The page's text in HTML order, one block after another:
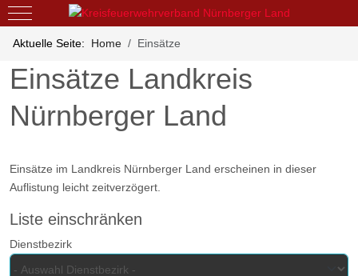
Mobile Menu Toggle
Aktuelle Seite: Home Einsätze
Einsätze Landkreis
Nürnberger Land
Einsätze im Landkreis Nürnberger Land erscheinen in dieser
Auflistung leicht zeitverzögert.
Liste einschränken
Dienstbezirk